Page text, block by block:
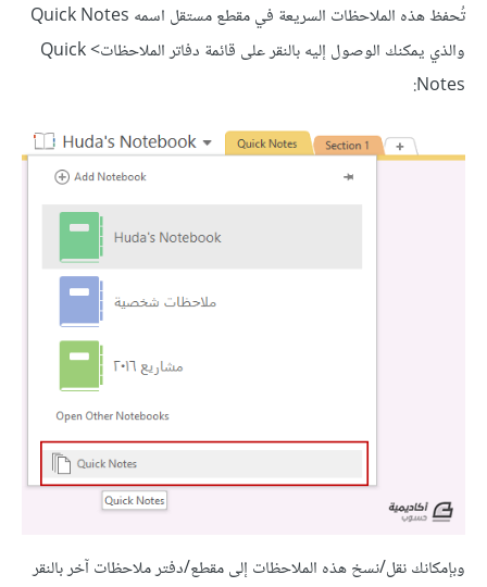
تُحفظ هذه الملاحظات السريعة في مقطع مستقل اسمه Quick Notes
والذي يمكنك الوصول إليه بالنقر على قائمة دفاتر الملاحظات> Quick
Notes:
وبإمكانك نقل/نسخ هذه الملاحظات إلى مقطع/دفتر ملاحظات آخر بالنقر